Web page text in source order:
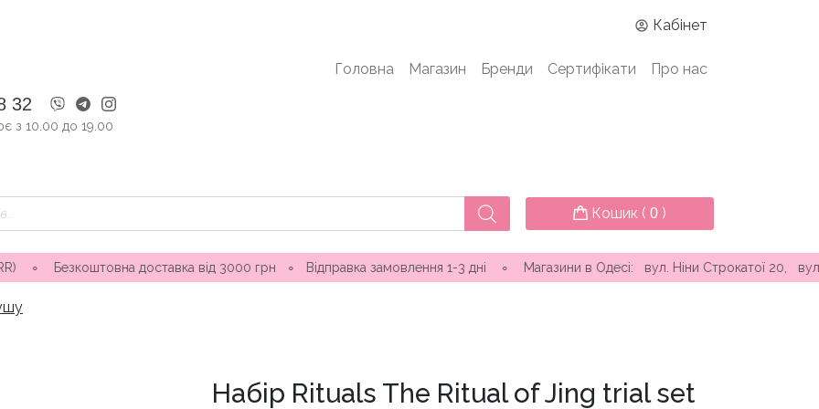
Кабінет
32
з 10.00 до 19.00
Головна Магазин Бренди Сертифікати Про нас
Кошик ( 0 )
доставка від 3000 грн∘Відправка замовлення 1-3 дні ∘ Магазини в Одесі: вул. Ніни Строкатої 20, вул.
Набір Rituals The Ritual of Jing trial set